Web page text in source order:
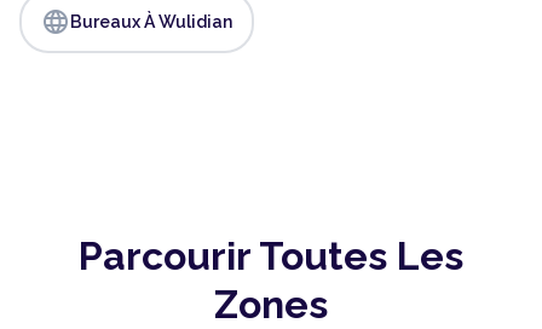
language Bureaux À Wulidian
Parcourir Toutes Les
Zones